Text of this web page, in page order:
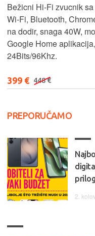
Bežicni Hi-Fi zvucnik
Wi-Fi, Bluetooth,
na dodir, snaga 40W,
Google Home
24Bits/96Khz.
399 € 448 €
PREPORUČAMO
2.